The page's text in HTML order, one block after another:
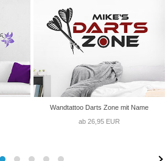
Wandtattoo Darts Zone mit Name
ab 26,95 EUR